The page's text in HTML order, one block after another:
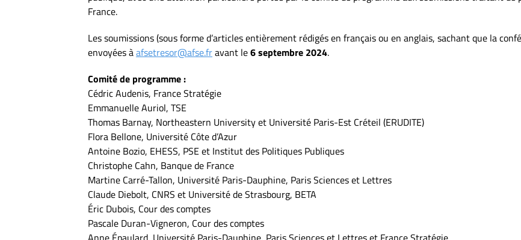
France.
Les soumissions (sous forme d’articles entièrement rédigés en français ou en anglais, sachant que la
envoyées àafsetresor@afse.fravant le6 septembre 2024.
Comité de programme :
Cédric Audenis, France Stratégie
Emmanuelle Auriol, TSE
Thomas Barnay, Northeastern University et Université Paris-Est Créteil (ERUDITE)
Flora Bellone, Université Côte d’Azur
Antoine Bozio, EHESS, PSE et Institut des Politiques Publiques
Christophe Cahn, Banque de France
Martine Carré-Tallon, Université Paris-Dauphine, Paris Sciences et Lettres
Claude Diebolt, CNRS et Université de Strasbourg, BETA
Éric Dubois, Cour des comptes
Pascale Duran-Vigneron, Cour des comptes